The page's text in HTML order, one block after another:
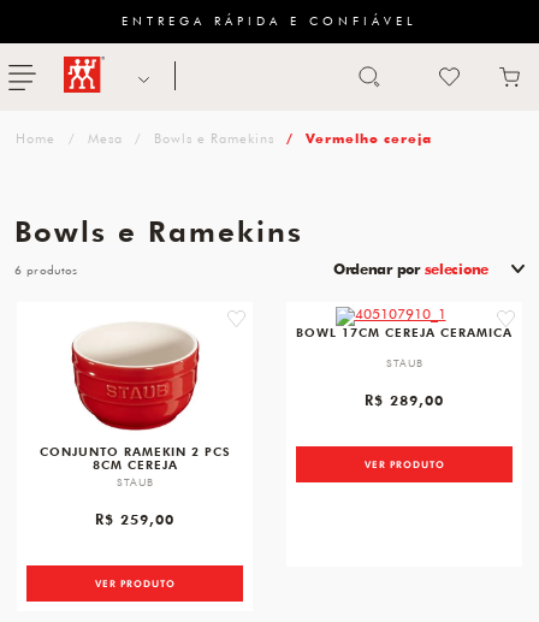
ENTREGA RÁPIDA E CONFIÁVEL
menu ZWILLING
PANELAS
TALHERES
Mesa Bowls e Ramekins Vermelho cereja
Bowls e Ramekins
Ordenar por selecione
6
favorite
CONJUNTO RAMEKIN 2 PCS
8CM CEREJA
STAUB
R$ 259,00
VER PRODUTO
BOWL 17CM CEREJA CERAMICA
STAUB
R$ 289,00
VER PRODUTO